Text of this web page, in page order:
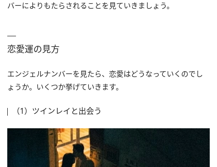
バーによりもたらされることを見ていきましょう。
恋愛運の見方
エンジェルナンバーを見たら、恋愛はどうなっていくのでし
ょうか。いくつか挙げていきます。
（1）ツインレイと出会う